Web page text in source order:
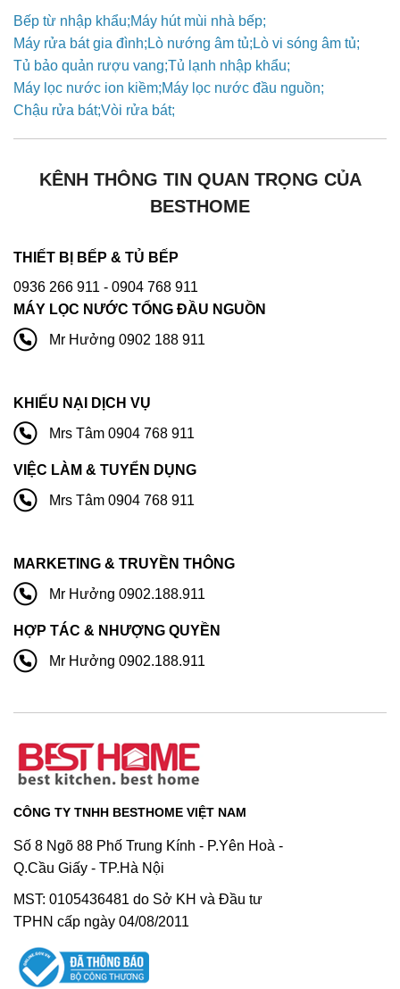
Bếp từ nhập khẩu Máy hút mùi nhà bếp
Máy rửa bát gia đình Lò nướng âm tủ Lò vi sóng âm tủ
Tủ bảo quản rượu vang Tủ lạnh nhập khẩu
Máy lọc nước ion kiềm Máy lọc nước đầu nguồn
Chậu rửa bát Vòi rửa bát
KÊNH THÔNG TIN QUAN TRỌNG CỦA
BESTHOME
THIẾT BỊ BẾP & TỦ BẾP
0936 266 911 - 0904 768 911
MÁY LỌC NƯỚC TỔNG ĐẦU NGUỒN
Mr Hưởng 0902 188 911
KHIẾU NẠI DỊCH VỤ
Mrs Tâm 0904 768 911
VIỆC LÀM & TUYỂN DỤNG
Mrs Tâm 0904 768 911
MARKETING & TRUYỀN THÔNG
Mr Hưởng 0902.188.911
HỢP TÁC & NHƯỢNG QUYỀN
Mr Hưởng 0902.188.911
CÔNG TY TNHH BESTHOME VIỆT NAM
Số 8 Ngõ 88 Phố Trung Kính - P.Yên Hoà -
Q.Cầu Giấy - TP.Hà Nội
MST: 0105436481 do Sở KH và Đầu tư
TPHN cấp ngày 04/08/2011